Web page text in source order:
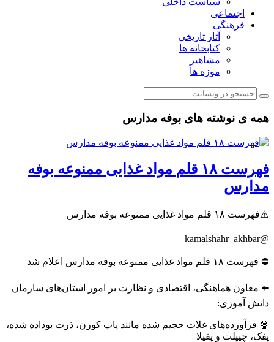
اجتماعی
فرهنگی
آثار تاریخی
کتابخانه ها
مشاهیر
موزه ها
همه ی نوشته های بوفه مدارس
فهرست ۱۸ قلم مواد غذایی ممنوعه بوفه
مدارس
⚠️فهرست ۱۸ قلم مواد غذایی ممنوعه بوفه مدارس
@kamalshahr_akhbar
⛔️ فهرست ۱۸ قلم مواد غذایی ممنوعه بوفه مدارس اعلام شد
⬅️ معاون هماهنگی، اقتصادی و نظارت بر امور استان‌های سازمان
دانش آموزی:
🍿 فرآورده‌های غلات حجیم شده مانند پاپ کورن، ذرت بوداده شده،
پفک، چیپلت و پفیلا